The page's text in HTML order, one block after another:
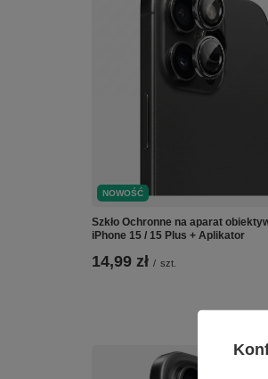
NOWOŚĆ
Szkło Ochronne na aparat
iPhone 15 / 15 Plus + Aplikator
14,99 zł / szt.